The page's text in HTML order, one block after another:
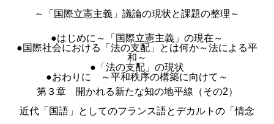
～「国際立憲主義」議論の現状と課題の整理～
●はじめに～「国際立憲主義」の現在～
●国際社会における「法の支配」とは何か～法による平
和～
●「法の支配」の現状
●おわりに ～平和秩序の構築に向けて～
第３章 開かれる新たな知の地平線（その2）
近代「国語」としてのフランス語とデカルトの「情念